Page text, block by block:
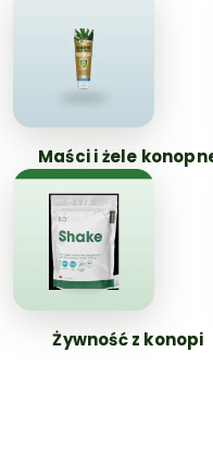
Maści i żele
Żywność z konopi